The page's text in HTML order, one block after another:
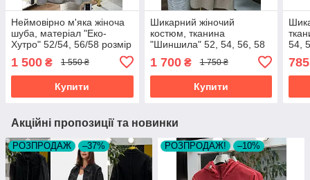
Неймовірно м'яка жіноча
шуба, матеріал "Еко-
Хутро" 52/54, 56/58 розмір
1 500 ₴ 1 550 ₴
Купити
Шикарний жіночий
костюм, тканина
"Шиншила" 52, 54, 56, 58
1 700₴ 1 750 ₴
Купити
54,
785
Акційні пропозиції та новинки
РОЗПРОДАЖ –37% РОЗПРОДАЖ! –10%